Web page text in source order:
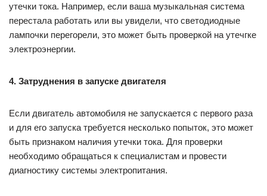
утечки тока. Например, если ваша музыкальная система
перестала работать или вы увидели, что светодиодные
лампочки перегорели, это может быть проверкой на утечгке
электроэнергии.
4. Затруднения в запуске двигателя
Если двигатель автомобиля не запускается с первого раза
и для его запуска требуется несколько попыток, это может
быть признаком наличия утечки тока. Для проверки
необходимо обращаться к специалистам и провести
диагностику системы электропитания.